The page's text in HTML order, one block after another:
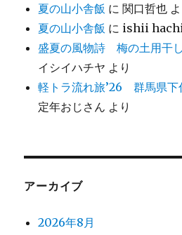
夏の山小舎飯 に関口哲也
夏の山小舎飯 に ishii
盛夏の風物詩 梅の土用干
イシイハチヤ より
軽トラ流れ旅’26 群馬県下
定年おじさん より
アーカイブ
2026年8月